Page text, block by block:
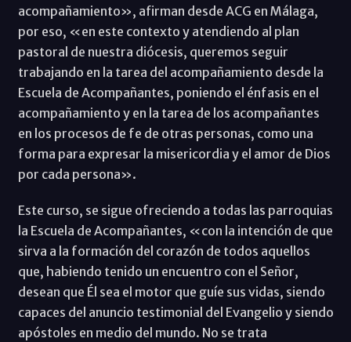
acompañamiento», afirman desde ACG en Málaga,
por eso, «en este contexto y atendiendo al plan
pastoral de nuestra diócesis, queremos seguir
trabajando en la tarea del acompañamiento desde la
Escuela de Acompañantes, poniendo el énfasis en el
acompañamiento y en la tarea de los acompañantes
en los procesos de fe de otras personas, como una
forma para expresar la misericordia y el amor de Dios
por cada persona».
Este curso, se sigue ofreciendo a todas las parroquias
la Escuela de Acompañantes, «con la intención de que
sirva a la formación del corazón de todos aquellos
que, habiendo tenido un encuentro con el Señor,
desean que Él sea el motor que guíe sus vidas, siendo
capaces del anuncio testimonial del Evangelio y siendo
apóstoles en medio del mundo. No se trata